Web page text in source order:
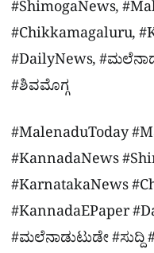
#ShimogaNews,
#Chikkamagaluru,
#DailyNews,
#ಶಿವಮೊಗ್ಗ
#MalenaduToday
#KannadaNews
#KarnatakaNews
#KannadaEPaper
#ಮಲೆನಾಡುಟುಡೇ #ಸುದ್ದಿ